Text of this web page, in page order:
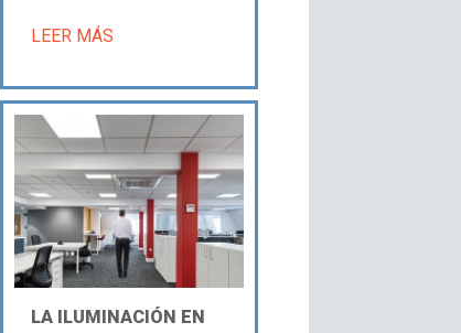
LEER MÁS
LA ILUMINACIÓN EN